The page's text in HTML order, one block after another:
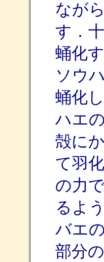
なが
す．
蛹化
ソウ
蛹化
ハエ
殻に
て羽
の力
るよ
バエ
部分